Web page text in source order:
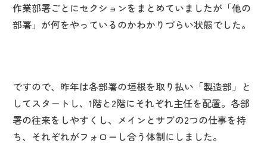
作業部署ごとにセクションをまとめていましたが「他の
部署」が何をやっているのかわかりづらい状態でした。
ですので、昨年は各部署の垣根を取り払い「製造部」と
してスタートし、1階と2階にそれぞれ主任を配置。各部
署の往来をしやすくし、メインとサブの2つの仕事を持
ち、それぞれがフォローし合う体制にしました。